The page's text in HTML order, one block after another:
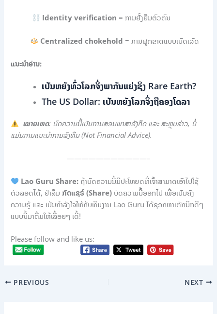
Identity verification = ການຢັ້ງຢືນຕົວຕົນ
Centralized chokehold = ການຜູກຂາດແບບເບັດເສັດ
ແນະນຳອ່ານ:
ເປັນຫຍັງທົ່ວໂລກຈິ່ງພາກັນແຍ່ງຊິງ Rare Earth?
The US Dollar: ເປັນຫຍັງໂລກຈິ່ງຖືຄອງໂດລາ
ໝາຍເຫດ: ບົດຄວາມນີ້ເປັນການສອນພາສາອັງກິດ ແລະ ສະຫຼຸບຂ່າວ, ບໍ່
ແມ່ນການແນະນຳການລົງທຶນ (Not Financial Advice).
———————————–
Lao Guru Share: ຖ້າບົດຄວາມນີ້ມີປະໂຫຍດທີ່ເຈົ້າສາມາດເອົາໄປໃຊ້
ຕົວລອດໄດ້, ຢ່າລືມກົດແຊຣ໌ (Share) ບົດຄວາມນີ້ອອກໄປ ເພື່ອເປັນຄັງ
ຄວາມຮູ້ ແລະ ເປັນກຳລັງໃຈໃຫ້ກັບທີມງານ Lao Guru ໄດ້ຊອກຫາເຕັກນິກດີໆ
ແບບນີ້ມາຕື່ມໃຫ້ເລື້ອຍໆ ເດີ້!
Please follow and like us:
PREVIOUS NEXT